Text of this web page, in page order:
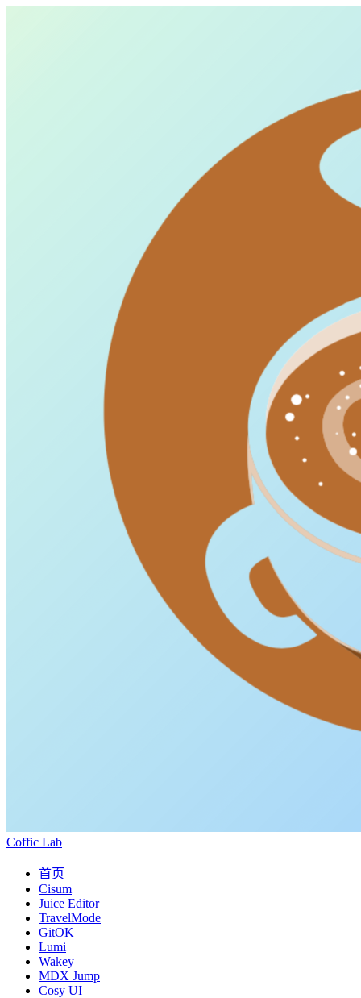
Coffic Lab
首页
Cisum
Juice Editor
TravelMode
GitOK
Lumi
Wakey
MDX Jump
Cosy UI